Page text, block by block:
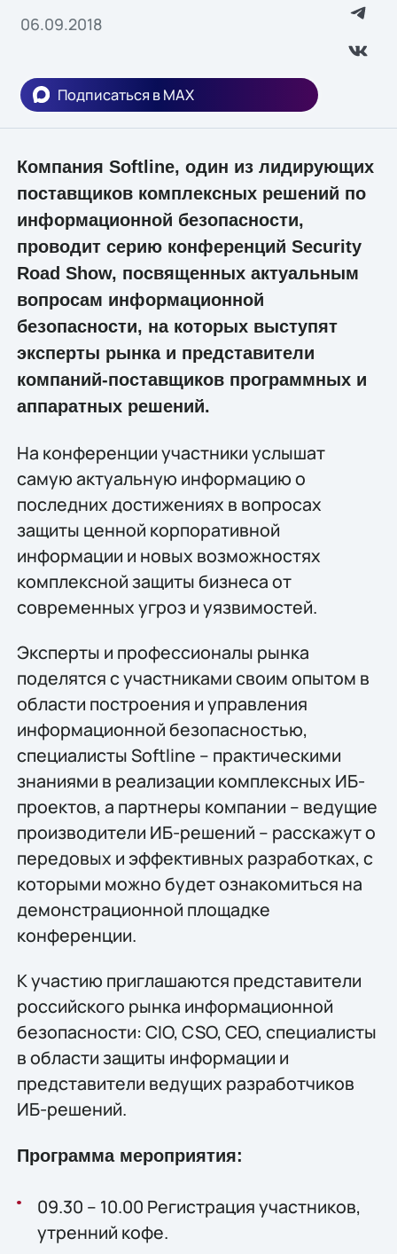
06.09.2018
Подписаться в MAX
Компания Softline, один из лидирующих
поставщиков комплексных решений по
информационной безопасности,
проводит серию конференций Security
Road Show, посвященных актуальным
вопросам информационной
безопасности, на которых выступят
эксперты рынка и представители
компаний-поставщиков программных и
аппаратных решений.
На конференции участники услышат
самую актуальную информацию о
последних достижениях в вопросах
защиты ценной корпоративной
информации и новых возможностях
комплексной защиты бизнеса от
современных угроз и уязвимостей.
Эксперты и профессионалы рынка
поделятся с участниками своим опытом в
области построения и управления
информационной безопасностью,
специалисты Softline – практическими
знаниями в реализации комплексных ИБ-
проектов, а партнеры компании – ведущие
производители ИБ-решений – расскажут о
передовых и эффективных разработках, с
которыми можно будет ознакомиться на
демонстрационной площадке
конференции.
К участию приглашаются представители
российского рынка информационной
безопасности: CIO, CSO, CEO, специалисты
в области защиты информации и
представители ведущих разработчиков
ИБ-решений.
Программа мероприятия:
09.30 – 10.00 Регистрация участников,
утренний кофе.